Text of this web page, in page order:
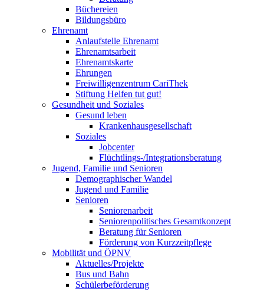
Büchereien
Bildungsbüro
Ehrenamt
Anlaufstelle Ehrenamt
Ehrenamtsarbeit
Ehrenamtskarte
Ehrungen
Freiwilligenzentrum CariThek
Stiftung Helfen tut gut!
Gesundheit und Soziales
Gesund leben
Krankenhausgesellschaft
Soziales
Jobcenter
Flüchtlings-/Integrationsberatung
Jugend, Familie und Senioren
Demographischer Wandel
Jugend und Familie
Senioren
Seniorenarbeit
Seniorenpolitisches Gesamtkonzept
Beratung für Senioren
Förderung von Kurzzeitpflege
Mobilität und ÖPNV
Aktuelles/Projekte
Bus und Bahn
Schülerbeförderung